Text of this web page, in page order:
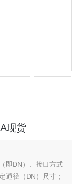
现货
即DN）、接口方式
通径（DN）尺寸；